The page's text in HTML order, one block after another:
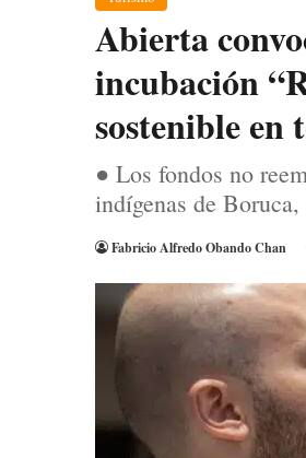
Abierta
incubación
sostenible
● Los fondos no
indígenas de
Fabricio Alfredo Obando Chan